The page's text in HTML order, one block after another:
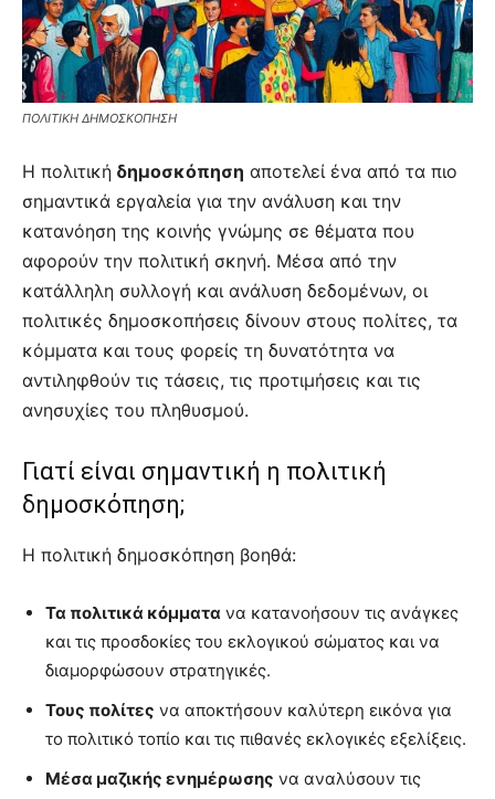
ΠΟΛΙΤΙΚΗ ΔΗΜΟΣΚΟΠΗΣΗ
Η πολιτική δημοσκόπηση αποτελεί ένα από τα πιο
σημαντικά εργαλεία για την ανάλυση και την
κατανόηση της κοινής γνώμης σε θέματα που
αφορούν την πολιτική σκηνή. Μέσα από την
κατάλληλη συλλογή και ανάλυση δεδομένων, οι
πολιτικές δημοσκοπήσεις δίνουν στους πολίτες, τα
κόμματα και τους φορείς τη δυνατότητα να
αντιληφθούν τις τάσεις, τις προτιμήσεις και τις
ανησυχίες του πληθυσμού.
Γιατί είναι σημαντική η πολιτική
δημοσκόπηση;
Η πολιτική δημοσκόπηση βοηθά:
Τα πολιτικά κόμματα να κατανοήσουν τις ανάγκες
και τις προσδοκίες του εκλογικού σώματος και να
διαμορφώσουν στρατηγικές.
Τους πολίτες να αποκτήσουν καλύτερη εικόνα για
το πολιτικό τοπίο και τις πιθανές εκλογικές εξελίξεις.
Μέσα μαζικής ενημέρωσης να αναλύσουν τις